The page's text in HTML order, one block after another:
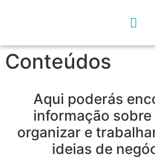
Conteúdos
Aqui poderás
informação
organizar e
ideias de